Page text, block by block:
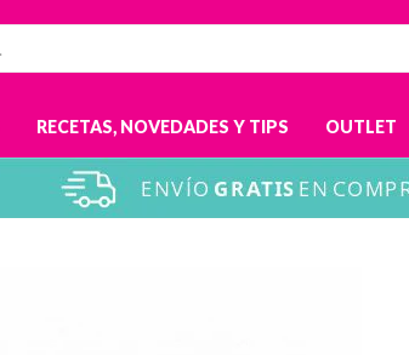
RECETAS, NOVEDADES Y TIPS OUTLET